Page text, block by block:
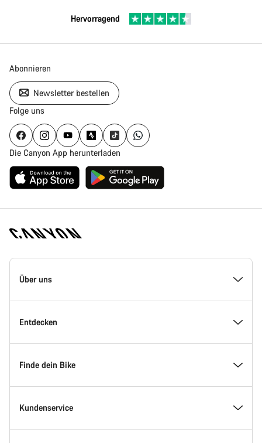
Hervorragend
Abonnieren
Newsletter bestellen
Folge uns
Die Canyon App herunterladen
Canyon
Homepage
Über uns
Inside Canyon
Innovation bei Canyon
Canyon Factory Racing
Entdecken
Events
Canyon Standorte finden
Finde dein Bike
Modellfinder
Kundenservice